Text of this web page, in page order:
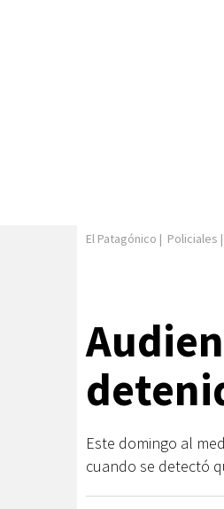
El Patagónico | Policiales |
Este domingo al
cuando se detectó